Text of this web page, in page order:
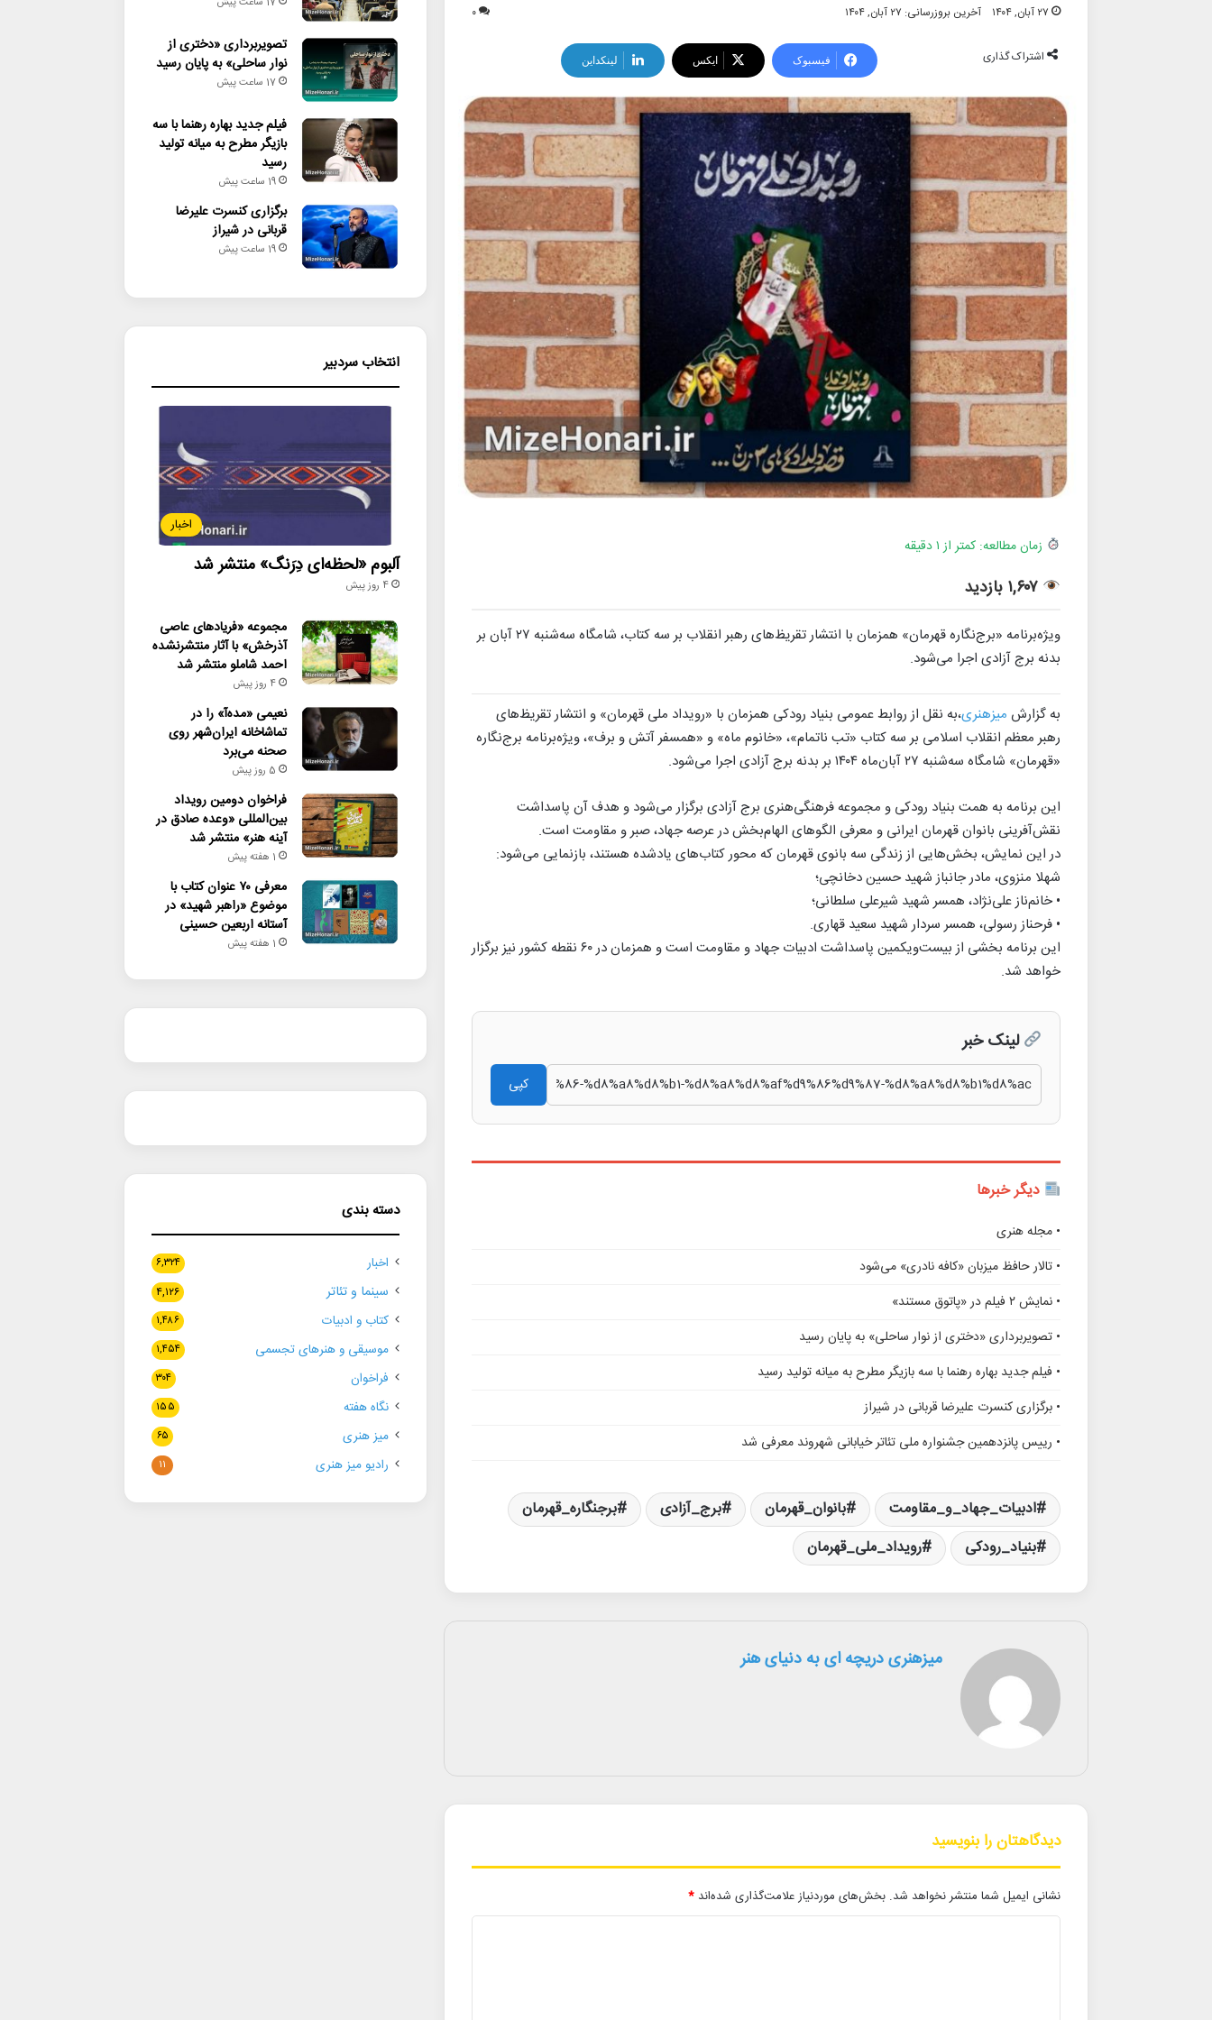
۲۷ آبان, ۱۴۰۴ آخرین بروزرسانی: ۲۷ آبان, ۱۴۰۴ ۰
اشتراک گذاری فیسبوک ایکس لینکداین
زمان مطالعه: کمتر از ۱ دقیقه
۱,۶۰۷ بازدید
ویژه‌برنامه «برج‌نگاره قهرمان» همزمان با انتشار تقریظ‌های رهبر انقلاب بر سه کتاب، شامگاه سه‌شنبه ۲۷ آبان بر
بدنه برج آزادی اجرا می‌شود.
به گزارش میزهنری،به نقل از روابط عمومی بنیاد رودکی همزمان با «رویداد ملی قهرمان» و انتشار تقریظ‌های
رهبر معظم انقلاب اسلامی بر سه کتاب «تب ناتمام»، «خانوم ماه» و «همسفر آتش و برف»، ویژه‌برنامه برج‌نگاره
«قهرمان» شامگاه سه‌شنبه ۲۷ آبان‌ماه ۱۴۰۴ بر بدنه برج آزادی اجرا می‌شود.
این برنامه به همت بنیاد رودکی و مجموعه فرهنگی‌هنری برج آزادی برگزار می‌شود و هدف آن پاسداشت
نقش‌آفرینی بانوان قهرمان ایرانی و معرفی الگوهای الهام‌بخش در عرصه جهاد، صبر و مقاومت است.
در این نمایش، بخش‌هایی از زندگی سه بانوی قهرمان که محور کتاب‌های یادشده هستند، بازنمایی می‌شود:
شهلا منزوی، مادر جانباز شهید حسین دخانچی؛
• خانم‌ناز علی‌نژاد، همسر شهید شیرعلی سلطانی؛
• فرحناز رسولی، همسر سردار شهید سعید قهاری.
این برنامه بخشی از بیست‌ویکمین پاسداشت ادبیات جهاد و مقاومت است و همزمان در ۶۰ نقطه کشور نیز برگزار
خواهد شد.
لینک خبر
کپی
دیگر خبرها
• مجله هنری
• تالار حافظ میزبان «کافه نادری» می‌شود
• نمایش ۲ فیلم در «پاتوق مستند»
• تصویربرداری «دختری از نوار ساحلی» به پایان رسید
• فیلم جدید بهاره رهنما با سه بازیگر مطرح به میانه تولید رسید
• برگزاری کنسرت علیرضا قربانی در شیراز
• رییس پانزدهمین جشنواره ملی تئاتر خیابانی شهروند معرفی شد
ادبیات_جهاد_و_مقاومت بانوان_قهرمان برج_آزادی
برجنگاره_قهرمان
بنیاد_رودکی
رویداد_ملی_قهرمان
میزهنری دریچه ای به دنیای هنر
دیدگاهتان را بنویسید
نشانی ایمیل شما منتشر نخواهد شد. بخش‌های موردنیاز علامت‌گذاری شده‌اند *
تصویربرداری «دختری از
نوار ساحلی» به پایان رسید
17 ساعت پیش
فیلم جدید بهاره رهنما با سه
بازیگر مطرح به میانه تولید
رسید
19 ساعت پیش
برگزاری کنسرت علیرضا
قربانی در شیراز
19 ساعت پیش
انتخاب سردبیر
اخبار
آلبوم «لحظه‌ای دِرَنگ» منتشر شد
4 روز پیش
مجموعه «فریادهای عاصی
آذرخش» با آثار منتشرنشده
احمد شاملو منتشر شد
4 روز پیش
نعیمی «مده‌آ» را در
تماشاخانه ایران‌شهر روی
صحنه می‌برد
5 روز پیش
فراخوان دومین رویداد
بین‌المللی «وعده صادق در
آینه هنر» منتشر شد
1 هفته پیش
معرفی ۷۰ عنوان کتاب با
موضوع «راهبر شهید» در
آستانه اربعین حسینی
1 هفته پیش
دسته بندی
اخبار ۶,۳۲۴
سینما و تئاتر ۴,۱۲۶
کتاب و ادبیات ۱,۴۸۶
موسیقی و هنرهای تجسمی ۱,۴۵۴
فراخوان ۳۰۴
نگاه هفته ۱۵۵
میز هنری ۶۵
رادیو میز هنری ۱۱